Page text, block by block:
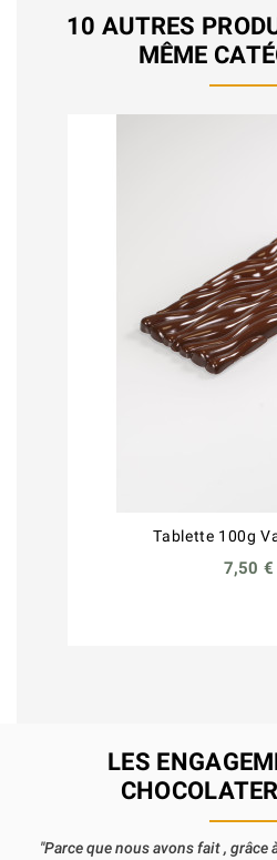
10 AUTRES
MÊME
Tablette 100g
7,50 €
LES
"Parce que nous avons fait , grâce